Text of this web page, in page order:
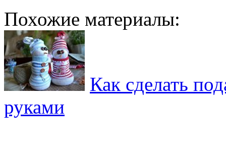
Похожие материалы:
Как сделать
руками